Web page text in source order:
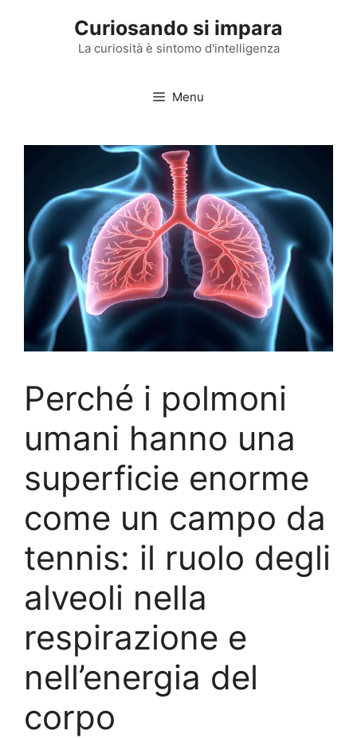
Curiosando si impara
La curiosità è sintomo d'intelligenza
Menu
Perché i polmoni
umani hanno una
superficie enorme
come un campo da
tennis: il ruolo degli
alveoli nella
respirazione e
nell’energia del
corpo